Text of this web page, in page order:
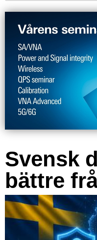
Svensk
bättre